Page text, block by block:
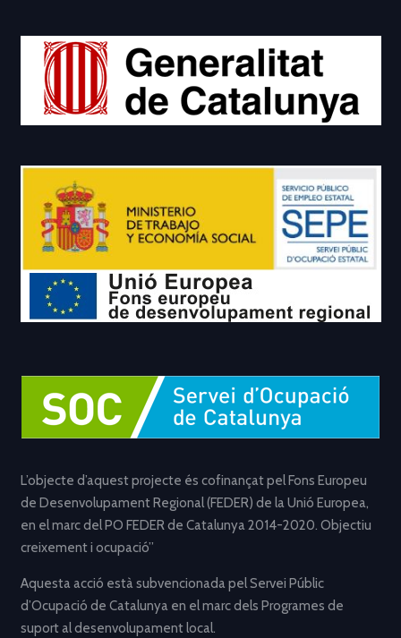
L’objecte d’aquest projecte és cofinançat pel Fons Europeu
de Desenvolupament Regional (FEDER) de la Unió Europea,
en el marc del PO FEDER de Catalunya 2014-2020. Objectiu
creixement i ocupació”
Aquesta acció està subvencionada pel Servei Públic
d’Ocupació de Catalunya en el marc dels Programes de
suport al desenvolupament local.